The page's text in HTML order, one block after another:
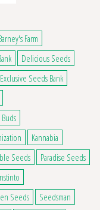
Farm
Delicious Seeds
Exclusive Seeds Bank
Kannabia
Seeds
Paradise Seeds
Seeds
Seedsman